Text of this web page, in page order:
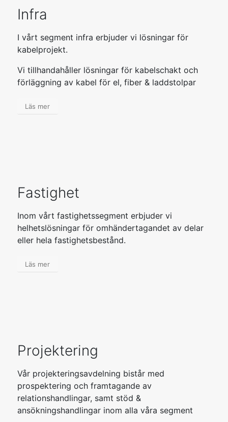
Infra
I vårt segment infra erbjuder vi lösningar för
kabelprojekt.
Vi tillhandahåller lösningar för kabelschakt och
förläggning av kabel för el, fiber & laddstolpar
Läs mer
Fastighet
Inom vårt fastighetssegment erbjuder vi
helhetslösningar för omhändertagandet av delar
eller hela fastighetsbestånd.
Läs mer
Projektering
Vår projekteringsavdelning bistår med
prospektering och framtagande av
relationshandlingar, samt stöd &
ansökningshandlingar inom alla våra segment